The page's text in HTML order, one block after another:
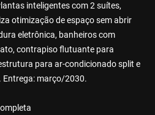
inteligentes com 2 suítes,
otimização de espaço sem abrir
eletrônica, banheiros com
contrapiso flutuante para
para ar-condicionado split e
Entrega: março/2030.